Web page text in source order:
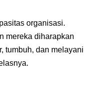
organisasi.
mereka diharapkan
tumbuh, dan melayani